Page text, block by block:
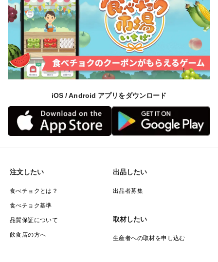
iOS / Android アプリをダウンロード
注文したい
食べチョクとは？
食べチョク基準
品質保証について
飲食店の方へ
出品したい
出品者募集
取材したい
生産者への取材を申し込む